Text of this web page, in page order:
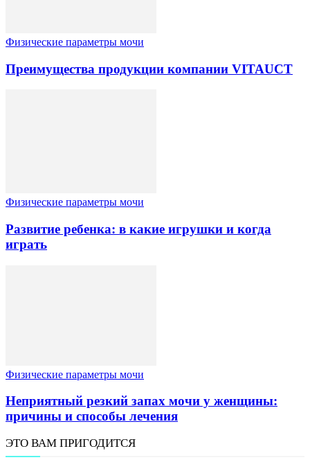
Физические параметры мочи
Преимущества продукции компании VITAUCT
Физические параметры мочи
Развитие ребенка: в какие игрушки и когда
играть
Физические параметры мочи
Неприятный резкий запах мочи у женщины:
причины и способы лечения
ЭТО ВАМ ПРИГОДИТСЯ